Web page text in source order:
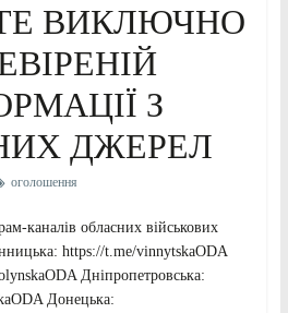
ВИКЛЮЧНО
З
ДЖЕРЕЛ
оголошення
каналів обласних військових
https://t.me/vinnytskaODA
Дніпропетровська:
Донецька: